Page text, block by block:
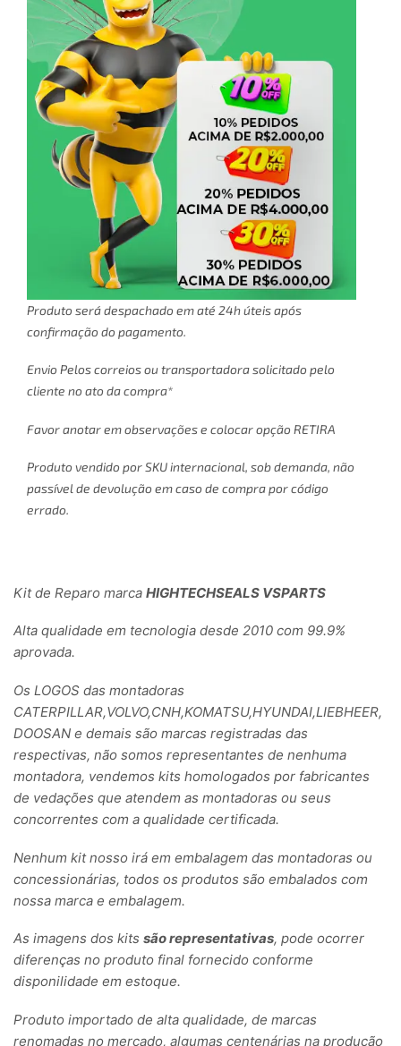
Produto será despachado em até 24h úteis após
confirmação do pagamento.
Envio Pelos correios ou transportadora solicitado pelo
cliente no ato da compra*
Favor anotar em observações e colocar opção RETIRA
Produto vendido por SKU internacional, sob demanda, não
passível de devolução em caso de compra por código
errado.
Kit de Reparo marca HIGHTECHSEALS VSPARTS
Alta qualidade em tecnologia desde 2010 com 99.9%
aprovada.
Os LOGOS das montadoras
CATERPILLAR,VOLVO,CNH,KOMATSU,HYUNDAI,LIEBHEER,
DOOSAN e demais são marcas registradas das
respectivas, não somos representantes de nenhuma
montadora, vendemos kits homologados por fabricantes
de vedações que atendem as montadoras ou seus
concorrentes com a qualidade certificada.
Nenhum kit nosso irá em embalagem das montadoras ou
concessionárias, todos os produtos são embalados com
nossa marca e embalagem.
As imagens dos kits são representativas, pode ocorrer
diferenças no produto final fornecido conforme
disponilidade em estoque.
Produto importado de alta qualidade, de marcas
renomadas no mercado, algumas centenárias na produção